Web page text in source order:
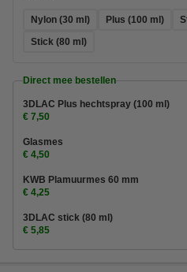
Nylon (30 ml) Plus (100 ml)
Stick (80 ml)
Direct mee bestellen
3DLAC Plus hechtspray (100 ml)
€ 7,50
Glasmes
€ 4,50
KWB Plamuurmes 60 mm
€ 4,25
3DLAC stick (80 ml)
€ 5,85